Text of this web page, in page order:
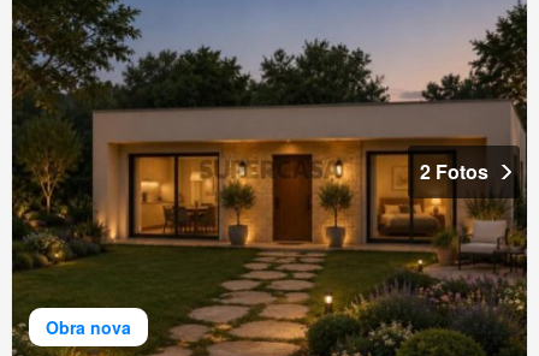
Obra nova
2 Fotos